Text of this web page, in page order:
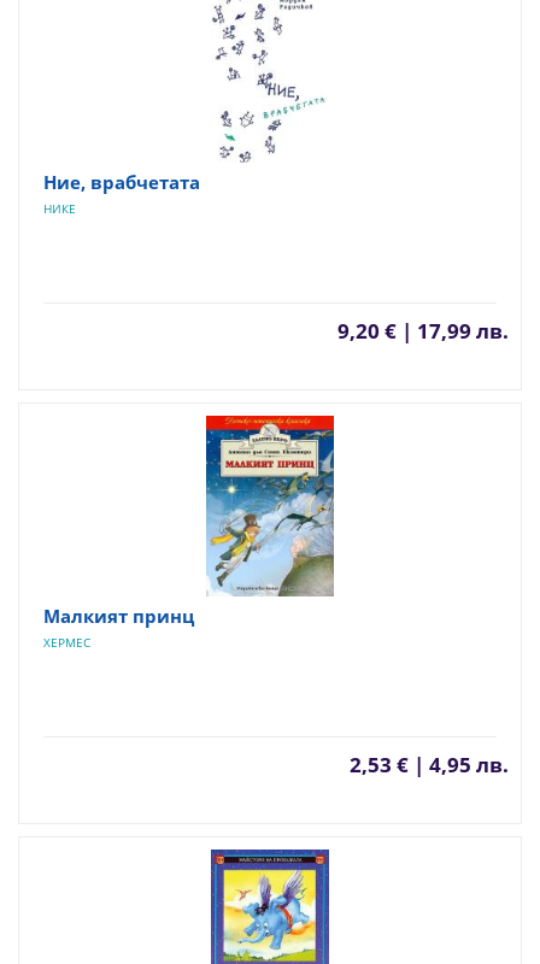
Ние, врабчетата
НИКЕ
9,20 € | 17,99 лв.
Малкият принц
ХЕРМЕС
2,53 € | 4,95 лв.